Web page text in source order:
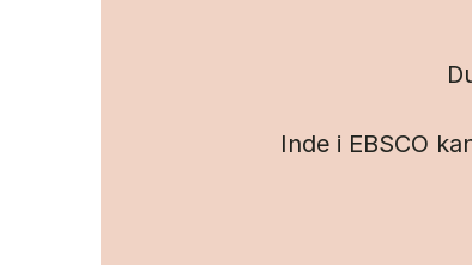
Inde i EBSCO